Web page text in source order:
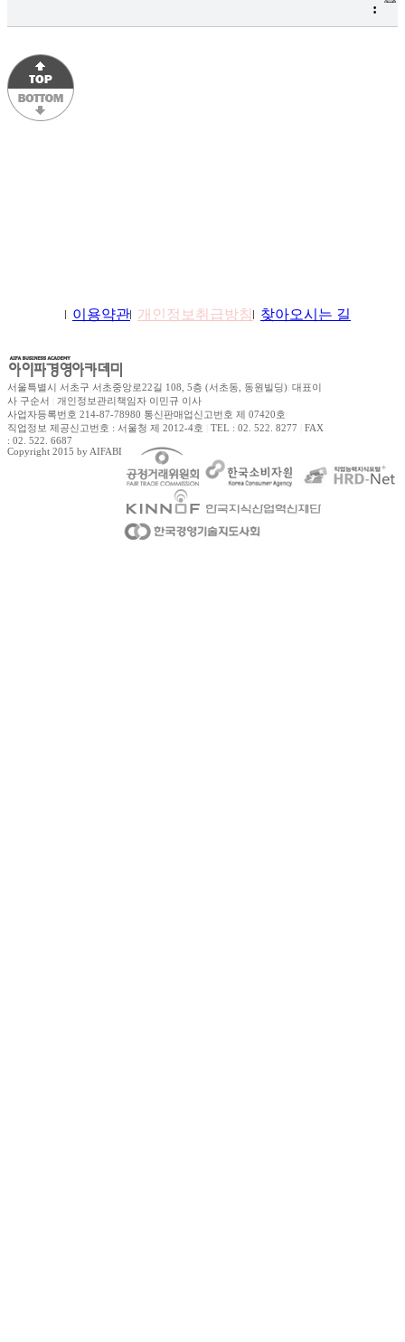
:
이용약관 개인정보취급방침 찾아오시는 길
서울특별시 서초구 서초중앙로22길 108, 5층 (서초동, 동원빌딩) 대표이
사 구순서
개인정보관리책임자 이민규 이사
사업자등록번호 214-87-78980 통신판매업신고번호 제 07420호
직업정보 제공신고번호 : 서울청 제 2012-4호
TEL : 02. 522. 8277
FAX
: 02. 522. 6687
Copyright 2015 by AIFABIZ Corporation All right reserved